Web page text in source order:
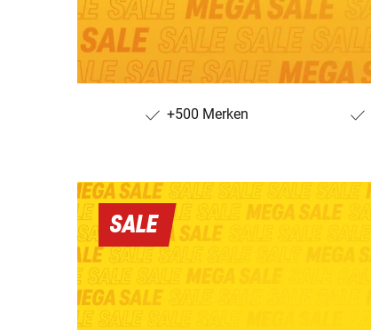
+500 Merken
SALE